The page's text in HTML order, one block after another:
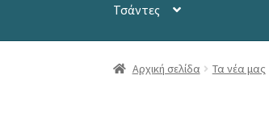
Τσάντες
Αρχική Compare Compare
Αρχική σελίδα Τα νέα μας